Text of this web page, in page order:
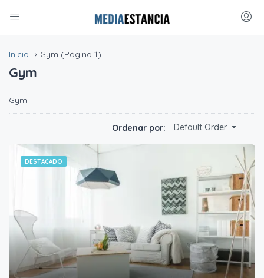
Inicio Gym (Página 1)
Gym
Gym
Ordenar por: Default Order
DESTACADO